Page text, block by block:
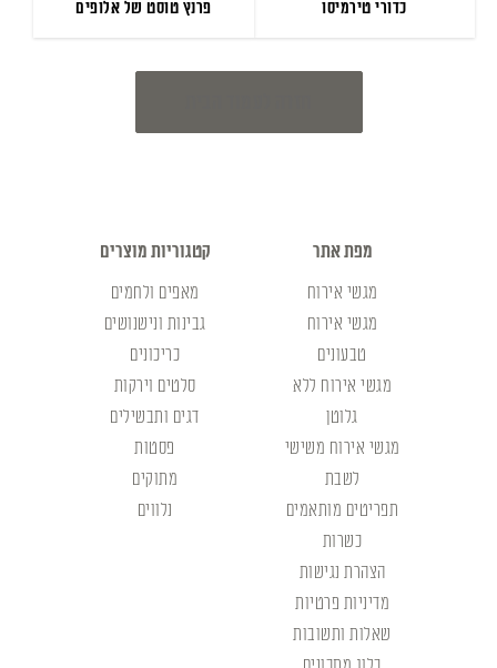
כדורי טירמיסו פרנץ טוסט של אלופים
מפת אתר
מגשי אירוח
מגשי אירוח
טבעונים
מגשי אירוח ללא
גלוטן
מגשי אירוח משישי
לשבת
תפריטים מותאמים
כשרות
הצהרת נגישות
מדיניות פרטיות
שאלות ותשובות
קטגוריות מוצרים
מאפים ולחמים
גבינות ונישנושים
כריכונים
סלטים וירקות
דגים ותבשילים
פסטות
מתוקים
נלווים